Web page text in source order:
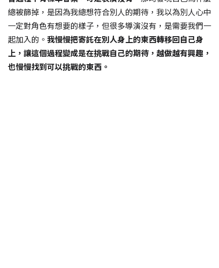
總被篩掉，是因為我總想符合別人的期待，我以為別人心中
一定對角色有想要的樣子，但很多導演沒有，是需要我們一
起加入的。 我慢慢把寄託在別人身上的東西轉移回自己身
上，讓這個過程變成是在挑戰自己的期待，越做越有興趣，
也慢慢找到可以挑戰的東西。